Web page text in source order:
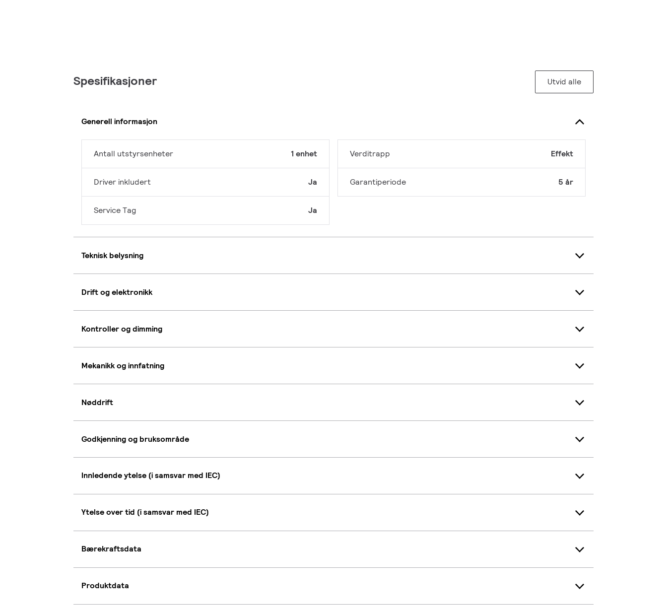
Spesifikasjoner Utvid alle
Generell informasjon
Antall utstyrsenheter 1 enhet
Driver inkludert Ja
Service Tag Ja
Verditrapp Effekt
Garantiperiode 5 år
Teknisk belysning
Drift og elektronikk
Kontroller og dimming
Mekanikk og innfatning
Nøddrift
Godkjenning og bruksområde
Innledende ytelse (i samsvar med IEC)
Ytelse over tid (i samsvar med IEC)
Bærekraftsdata
Produktdata